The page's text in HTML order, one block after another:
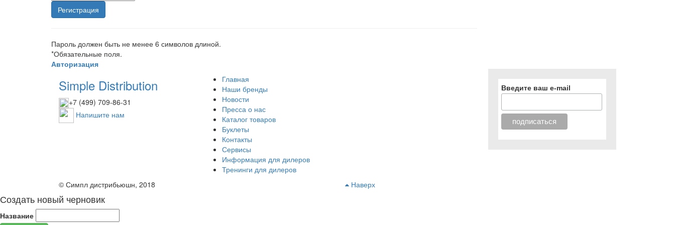
Пароль должен быть не менее 6 символов длиной.
*Обязательные поля.
Авторизация
Главная
Наши бренды
Новости
Пресса о нас
Каталог товаров
Буклеты
Контакты
Сервисы
Информация для дилеров
Тренинги для дилеров
Введите ваш e-mail
Simple Distribution
+7 (499) 709-86-31
Напишите нам
© Симпл дистрибьюшн, 2018 Наверх
Создать новый черновик
Название